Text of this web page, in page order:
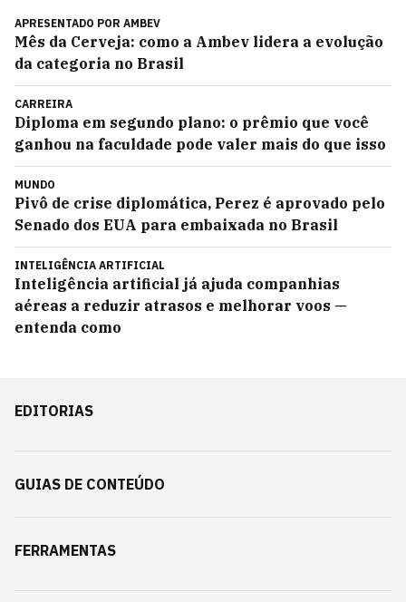
APRESENTADO POR AMBEV
Mês da Cerveja: como a Ambev lidera a evolução
da categoria no Brasil
CARREIRA
Diploma em segundo plano: o prêmio que você
ganhou na faculdade pode valer mais do que isso
MUNDO
Pivô de crise diplomática, Perez é aprovado pelo
Senado dos EUA para embaixada no Brasil
INTELIGÊNCIA ARTIFICIAL
Inteligência artificial já ajuda companhias
aéreas a reduzir atrasos e melhorar voos —
entenda como
EDITORIAS
GUIAS DE CONTEÚDO
FERRAMENTAS